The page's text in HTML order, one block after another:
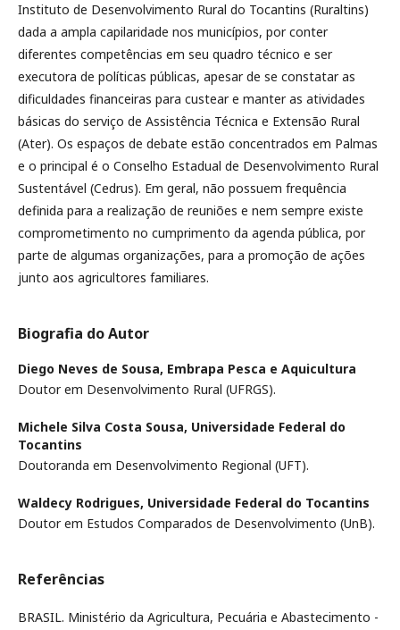
Instituto de Desenvolvimento Rural do Tocantins (Ruraltins)
dada a ampla capilaridade nos municípios, por conter
diferentes competências em seu quadro técnico e ser
executora de políticas públicas, apesar de se constatar as
dificuldades financeiras para custear e manter as atividades
básicas do serviço de Assistência Técnica e Extensão Rural
(Ater). Os espaços de debate estão concentrados em Palmas
e o principal é o Conselho Estadual de Desenvolvimento Rural
Sustentável (Cedrus). Em geral, não possuem frequência
definida para a realização de reuniões e nem sempre existe
comprometimento no cumprimento da agenda pública, por
parte de algumas organizações, para a promoção de ações
junto aos agricultores familiares.
Biografia do Autor
Diego Neves de Sousa, Embrapa Pesca e Aquicultura
Doutor em Desenvolvimento Rural (UFRGS).
Michele Silva Costa Sousa, Universidade Federal do
Tocantins
Doutoranda em Desenvolvimento Regional (UFT).
Waldecy Rodrigues, Universidade Federal do Tocantins
Doutor em Estudos Comparados de Desenvolvimento (UnB).
Referências
BRASIL. Ministério da Agricultura, Pecuária e Abastecimento -